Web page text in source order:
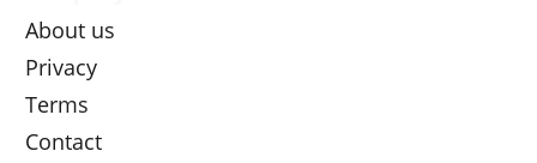
About us
Privacy
Terms
Contact